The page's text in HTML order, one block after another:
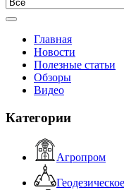
Главная
Новости
Полезные статьи
Обзоры
Видео
Категории
Агропром